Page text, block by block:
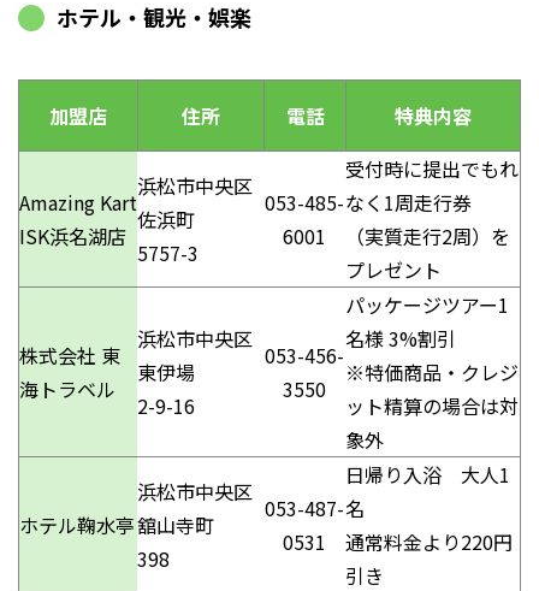
ホテル・観光・娯楽
加盟店 住所 電話 特典内容
Amazing Kart
ISK浜名湖店
浜松市中央区
佐浜町
5757-3
053-485-
6001
受付時に提出でもれ
なく1周走行券
（実質走行2周）を
プレゼント
株式会社 東
海トラベル
浜松市中央区
東伊場
2-9-16
053-456-
3550
パッケージツアー1
名様 3%割引
※特価商品・クレジ
ット精算の場合は対
象外
ホテル鞠水亭
浜松市中央区
舘山寺町
398
053-487-
0531
日帰り入浴 大人1
名
通常料金より220円
引き